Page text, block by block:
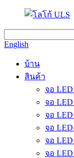
English
บ้าน
สินค้า
จอ LED
จอ
จอ
จอ
จอ LED
จอ LED